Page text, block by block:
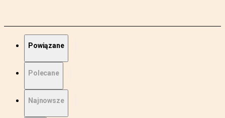
Powiązane
Polecane
Najnowsze